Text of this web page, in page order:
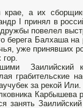
крае, а их
I принял в
повелел
берега Балхаша
уже принявших
гор.
грабительские
за рекой Или.
Карбышева